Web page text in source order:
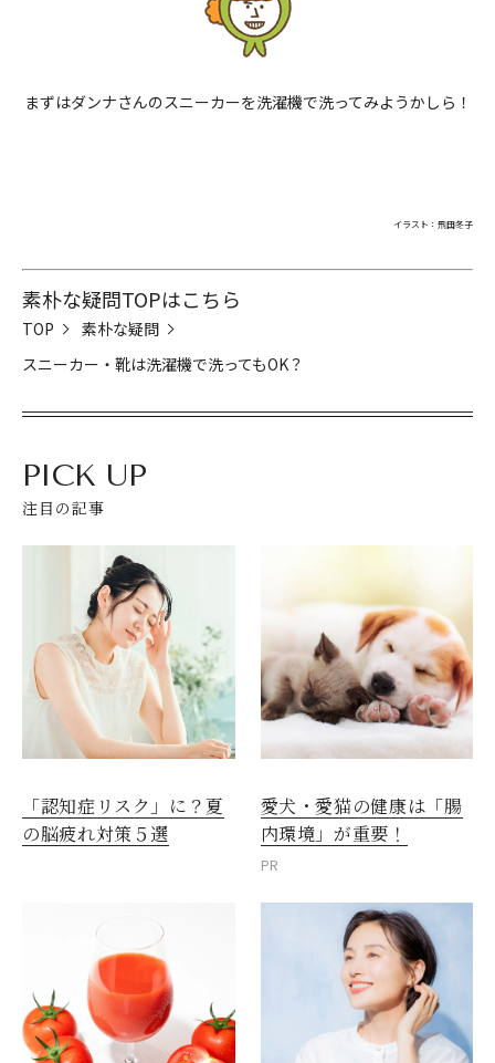
まずはダンナさんのスニーカーを洗濯機で洗ってみようかしら！
イラスト：飛田冬子
素朴な疑問TOPはこちら
TOP
素朴な疑問
スニーカー・靴は洗濯機で洗ってもOK？
PICK UP
注目の記事
「認知症リスク」に？夏
の脳疲れ対策５選
愛犬・愛猫の健康は「腸
内環境」が重要！
PR